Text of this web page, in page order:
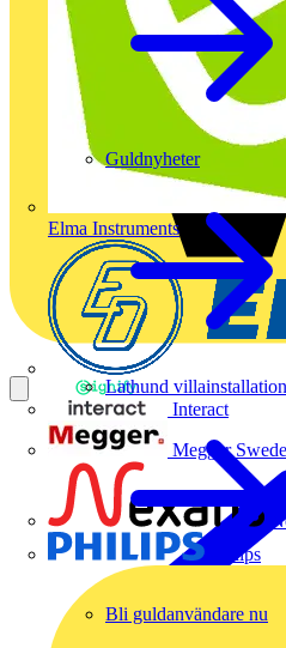
Elma Instruments
Interact
Megger
Philips
Guldnyheter
Lathund
Bli guldanvändare nu